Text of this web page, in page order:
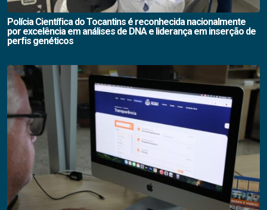
Polícia Científica do Tocantins é reconhecida nacionalmente
por excelência em análises de DNA e liderança em inserção de
perfis genéticos